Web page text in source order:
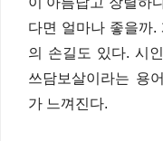
다면 얼마나 좋을까.
의 손길도 있다. 시
쓰담보살이라는 용
가 느껴진다.